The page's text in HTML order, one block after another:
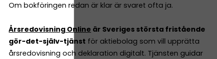
Om bokföringen redan är klar är svaret ofta ja.
Årsredovisning Online är Sveriges största fristående
gör-det-själv-tjänst för aktiebolag som vill upprätta
årsredovisning och deklaration digitalt. Tjänsten guidar